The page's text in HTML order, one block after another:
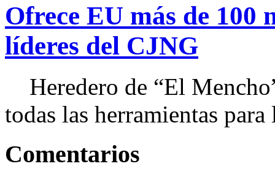
Ofrece EU más de 100
líderes del CJNG
Heredero de “El
todas las herramientas
Comentarios